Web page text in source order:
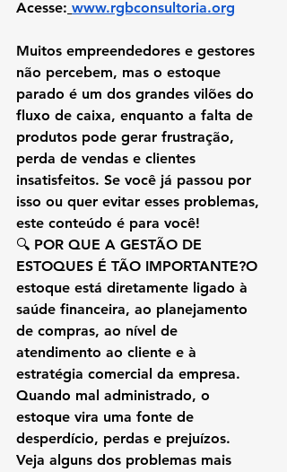
Acesse: www.rgbconsultoria.org
Muitos empreendedores e gestores
não percebem, mas o estoque
parado é um dos grandes vilões do
fluxo de caixa, enquanto a falta de
produtos pode gerar frustração,
perda de vendas e clientes
insatisfeitos. Se você já passou por
isso ou quer evitar esses problemas,
este conteúdo é para você!
🔍 POR QUE A GESTÃO DE
ESTOQUES É TÃO IMPORTANTE?O
estoque está diretamente ligado à
saúde financeira, ao planejamento
de compras, ao nível de
atendimento ao cliente e à
estratégia comercial da empresa.
Quando mal administrado, o
estoque vira uma fonte de
desperdício, perdas e prejuízos.
Veja alguns dos problemas mais